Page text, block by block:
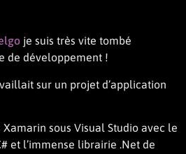
je suis très vite tombé
de développement !
sur un projet d’application
sous Visual Studio avec le
et l’immense librairie .Net de